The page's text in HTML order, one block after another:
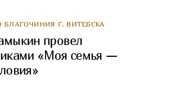
БЛАГОЧИНИЯ Г. ВИТЕБСКА
провел
«Моя семья —